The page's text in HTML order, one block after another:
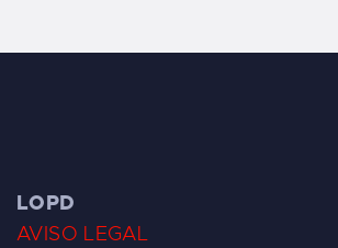
LOPD
AVISO LEGAL